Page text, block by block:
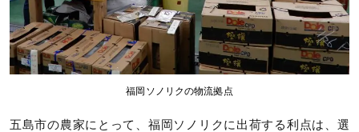
福岡ソノリクの物流拠点
五島市の農家にとって、福岡ソノリクに出荷する利点は、選